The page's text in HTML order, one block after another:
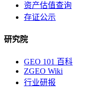
资产估值查询
存证公示
研究院
GEO 101 百科
ZGEO Wiki
行业研报